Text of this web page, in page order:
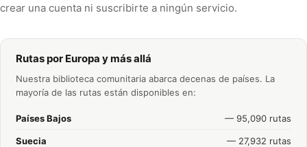
crear una cuenta ni suscribirte a ningún servicio.
Rutas por Europa y más allá
Nuestra biblioteca comunitaria abarca decenas de países. La
mayoría de las rutas están disponibles en:
Países Bajos — 95,090 rutas
Suecia — 27,932 rutas